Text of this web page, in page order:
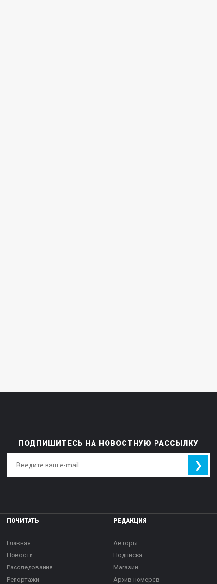
ПОДПИШИТЕСЬ НА НОВОСТНУЮ РАССЫЛКУ
❯
ПОЧИТАТЬ
Главная
Новости
Расследования
Репортажи
РЕДАКЦИЯ
Авторы
Подписка
Магазин
Архив номеров